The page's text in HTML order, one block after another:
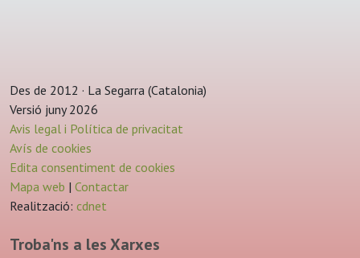
Des de 2012 · La Segarra (Catalonia)
Versió juny 2026
Avis legal i Política de privacitat
Avís de cookies
Edita consentiment de cookies
Mapa web | Contactar
Realització: cdnet
Troba'ns a les Xarxes